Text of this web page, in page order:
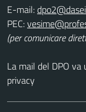
E-mail:
PEC:
(per comunicare
La mail del DPO
privacy